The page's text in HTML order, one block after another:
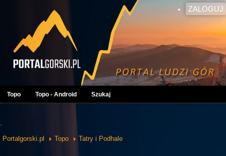
ZALOGUJ
Topo Topo - Android Szukaj
Portalgorski.pl Topo Tatry i Podhale